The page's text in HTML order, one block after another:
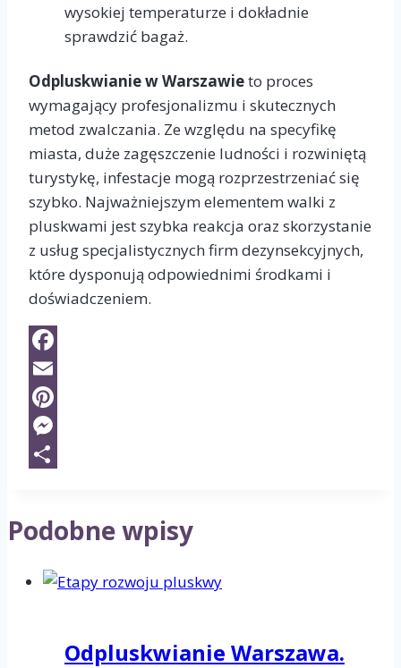
wysokiej temperaturze i dokładnie
sprawdzić bagaż.
Odpluskwianie w Warszawieto proces
wymagający profesjonalizmu i skutecznych
metod zwalczania. Ze względu na specyfikę
miasta, duże zagęszczenie ludności i rozwiniętą
turystykę, infestacje mogą rozprzestrzeniać się
szybko. Najważniejszym elementem walki z
pluskwami jest szybka reakcja oraz skorzystanie
z usług specjalistycznych firm dezynsekcyjnych,
które dysponują odpowiednimi środkami i
doświadczeniem.
Facebook
Email
Pinterest
Messenger
Podobne wpisy
Odpluskwianie Warszawa.